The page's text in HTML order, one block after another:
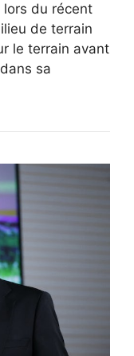
lors du récent
de terrain
le terrain avant
sa